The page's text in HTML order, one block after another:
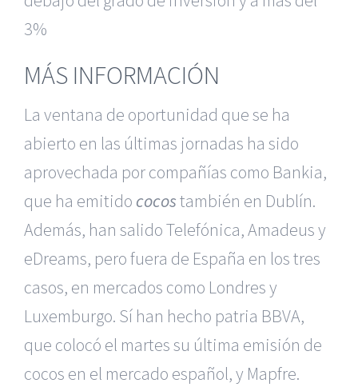
3%
MÁS INFORMACIÓN
La ventana de oportunidad que se ha
abierto en las últimas jornadas ha sido
aprovechada por compañías como Bankia,
que ha emitido cocostambién en Dublín.
Además, han salido Telefónica, Amadeus y
eDreams, pero fuera de España en los tres
casos, en mercados como Londres y
Luxemburgo. Sí han hecho patria BBVA,
que colocó el martes su última emisión de
cocos en el mercado español, y Mapfre.